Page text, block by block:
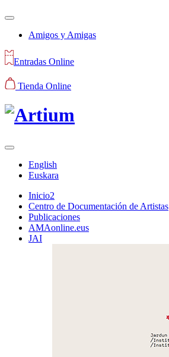
Amigos y Amigas
Entradas Online
Tienda Online
English
Euskara
Inicio2
Centro de Documentación de Artistas
Publicaciones
AMAonline.eus
JAI